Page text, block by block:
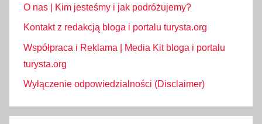
O nas | Kim jesteśmy i jak podróżujemy?
Kontakt z redakcją bloga i portalu turysta.org
Współpraca i Reklama | Media Kit bloga i portalu
turysta.org
Wyłączenie odpowiedzialności (Disclaimer)